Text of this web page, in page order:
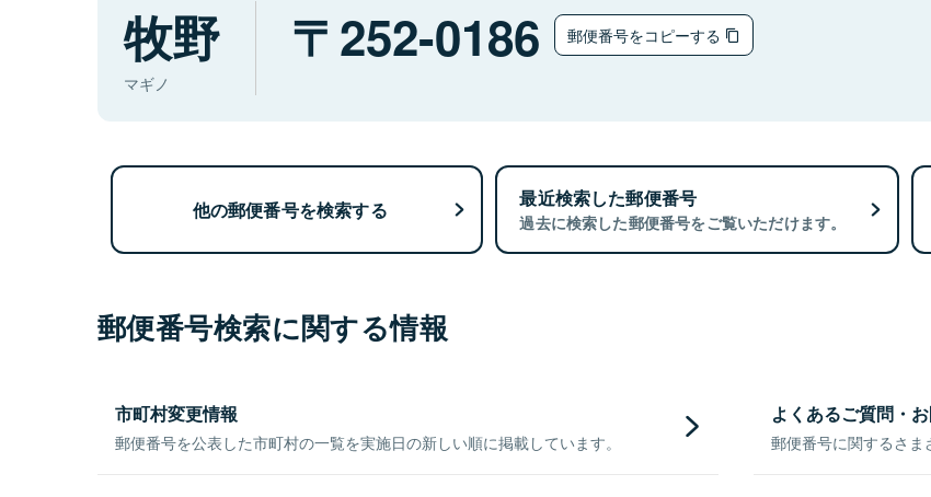
牧野
マギノ
252-0186 郵便番号をコピーする
他の郵便番号を検索する 最近検索した郵便番号
過去に検索した郵便番号をご覧いただけます。
郵便番号検索に関する情報
市町村変更情報
郵便番号を公表した市町村の一覧を実施日の新しい順に掲載しています。
よくあるご質問・
郵便番号に関するさま